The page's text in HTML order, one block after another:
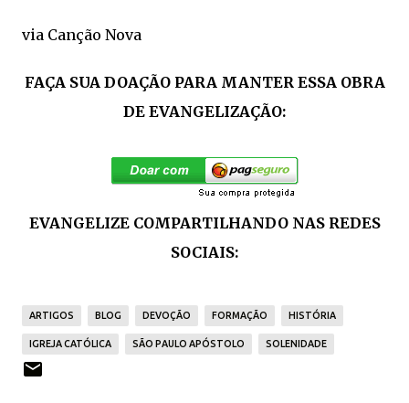
via Canção Nova
FAÇA SUA DOAÇÃO PARA MANTER ESSA OBRA
DE EVANGELIZAÇÃO:
EVANGELIZE COMPARTILHANDO NAS REDES
SOCIAIS:
ARTIGOS BLOG DEVOÇÃO FORMAÇÃO HISTÓRIA
IGREJA CATÓLICA SÃO PAULO APÓSTOLO SOLENIDADE